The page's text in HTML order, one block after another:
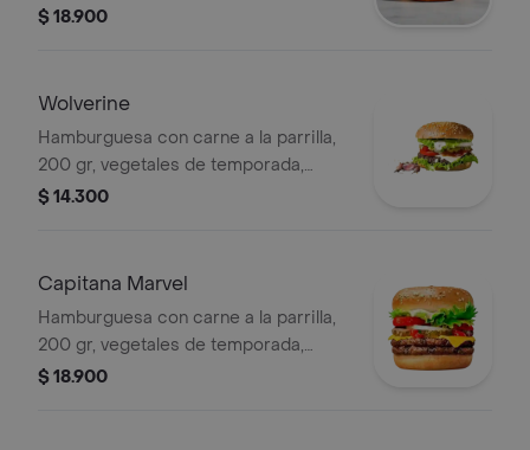
de temporada, queso de la casa,
$ 18.900
Wolverine
Hamburguesa con carne a la parrilla,
200 gr, vegetales de temporada,
queso de la casa, acompañada de
$ 14.300
Capitana Marvel
Hamburguesa con carne a la parrilla,
200 gr, vegetales de temporada,
queso de la casa, rollitos de tocineta
$ 18.900